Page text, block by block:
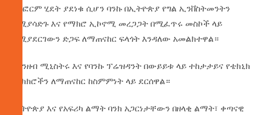
የሪፎርም ሂደት ያደነቁ ሲሆን ባንኩ በኢትዮጵያ የግል ኢንቨስትመንትን
በሚያሳድጉ እና የማክሮ ኢኮኖሚ መረጋጋት በሚፈጥሩ መስኮች ላይ
የሚያደርገውን ድጋፍ ለማጠናከር ፍላጎት እንዳለው አመልክተዋል።
የገንዘብ ሚኒስትሩ እና የባንኩ ፕሬዝዳንት በውይይቱ ላይ ተከታታይና የቴክኒክ
ምክክሮችን ለማጠናከር ከስምምነት ላይ ደርሰዋል።
ኢትዮጵያ እና የአፍሪካ ልማት ባንክ አጋርነታቸውን በዘላቂ ልማት፣ ቀጣናዊ